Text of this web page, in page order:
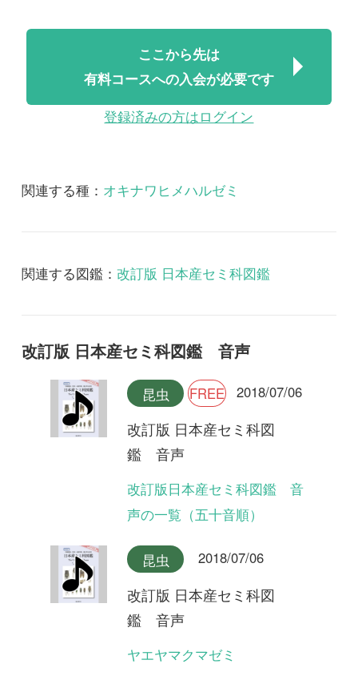
関連する種：オキナワヒメハルゼミ
関連する図鑑：
昆虫 FREE 2018/07/06
改訂版日本産セミ科図鑑 音
昆虫 2018/07/06
鑑 音声
ヤエヤマクマゼミ
昆虫 2018/07/06
改訂版 日本産セミ科図
鑑 音声
昆虫 2018/07/06
改訂版 日本産セミ科図
鑑 音声
クロイワゼミ